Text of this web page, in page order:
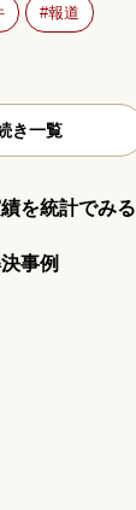
報道
き一覧
を統計でみる
事例